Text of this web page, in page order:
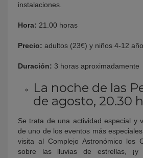
instalaciones.
Hora: 21.00 horas
Precio: adultos (23€) y niños 4-12
Duración: 3 horas aproximadamente
La noche de las
de agosto, 20.30
Se trata de una actividad especial y
de uno de los eventos más
visita al Complejo Astronómico los
sobre las lluvias de estrellas, ¡y